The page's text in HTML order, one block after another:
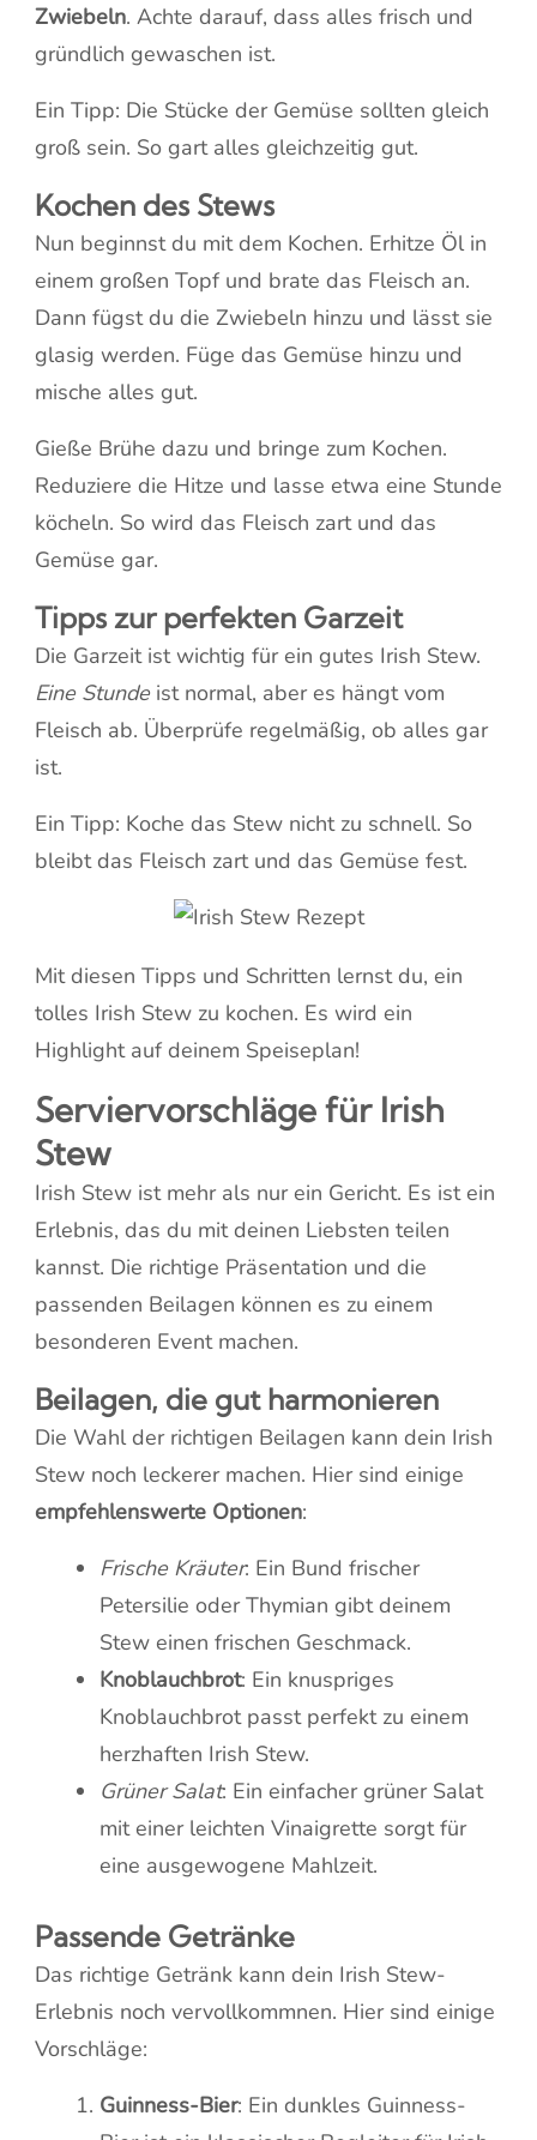
Zwiebeln. Achte darauf, dass alles frisch und
gründlich gewaschen ist.
Ein Tipp: Die Stücke der Gemüse sollten gleich
groß sein. So gart alles gleichzeitig gut.
Kochen des Stews
Nun beginnst du mit dem Kochen. Erhitze Öl in
einem großen Topf und brate das Fleisch an.
Dann fügst du die Zwiebeln hinzu und lässt sie
glasig werden. Füge das Gemüse hinzu und
mische alles gut.
Gieße Brühe dazu und bringe zum Kochen.
Reduziere die Hitze und lasse etwa eine Stunde
köcheln. So wird das Fleisch zart und das
Gemüse gar.
Tipps zur perfekten Garzeit
Die Garzeit ist wichtig für ein gutes Irish Stew.
Eine Stunde ist normal, aber es hängt vom
Fleisch ab. Überprüfe regelmäßig, ob alles gar
ist.
Ein Tipp: Koche das Stew nicht zu schnell. So
bleibt das Fleisch zart und das Gemüse fest.
Mit diesen Tipps und Schritten lernst du, ein
tolles Irish Stew zu kochen. Es wird ein
Highlight auf deinem Speiseplan!
Serviervorschläge für Irish
Stew
Irish Stew ist mehr als nur ein Gericht. Es ist ein
Erlebnis, das du mit deinen Liebsten teilen
kannst. Die richtige Präsentation und die
passenden Beilagen können es zu einem
besonderen Event machen.
Beilagen, die gut harmonieren
Die Wahl der richtigen Beilagen kann dein Irish
Stew noch leckerer machen. Hier sind einige
empfehlenswerte Optionen:
Frische Kräuter: Ein Bund frischer
Petersilie oder Thymian gibt deinem
Stew einen frischen Geschmack.
Knoblauchbrot: Ein knuspriges
Knoblauchbrot passt perfekt zu einem
herzhaften Irish Stew.
Grüner Salat: Ein einfacher grüner Salat
mit einer leichten Vinaigrette sorgt für
eine ausgewogene Mahlzeit.
Passende Getränke
Das richtige Getränk kann dein Irish Stew-
Erlebnis noch vervollkommnen. Hier sind einige
Vorschläge:
Guinness-Bier: Ein dunkles Guinness-